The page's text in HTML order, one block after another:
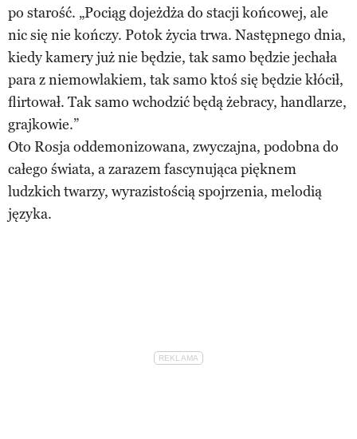
po starość. „Pociąg dojeżdża do stacji końcowej, ale
nic się nie kończy. Potok życia trwa. Następnego dnia,
kiedy kamery już nie będzie, tak samo będzie jechała
para z niemowlakiem, tak samo ktoś się będzie kłócił,
flirtował. Tak samo wchodzić będą żebracy, handlarze,
grajkowie.”
Oto Rosja oddemonizowana, zwyczajna, podobna do
całego świata, a zarazem fascynująca pięknem
ludzkich twarzy, wyrazistością spojrzenia, melodią
języka.